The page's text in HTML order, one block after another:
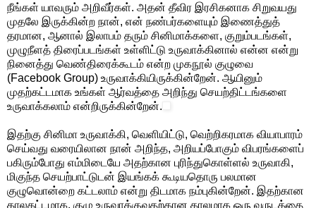
நீங்கள் யாவரும் அறிவீர்கள். அதன் தீவிர இரசிகனாக சிறுவயது
முதலே இருக்கின்ற‌ நான், என் நண்பர்களையும் இணைத்துத்
தரமான, ஆனால் இலாபம் தரும் சினிமாக்களை, குறும்படங்கள்,
முழுநீளத் திரைப்படங்கள் உள்ளிட்டு உருவாக்கினால் என்ன என்று
நினைத்து வெண்திரைக்கூடம் என்ற முகநூல் குழுவை
(Facebook Group) உருவாக்கியிருக்கின்றேன். ஆயினும்
முதற்கட்டமாக உங்கள் ஆர்வத்தை அறிந்து செயற்திட்டங்களை
உருவாக்கலாம் என்றிருக்கின்றேன்.
இதற்கு சினிமா உருவாக்கி, வெளியிட்டு, வெற்றிகரமாக வியாபாரம்
செய்வது வரையிலான நான் அறிந்த, அறியப்போகும் விபரங்களைப்
பகிரும்போது எம்மிடையே அதற்கான புரிந்துகொள்ளல் உருவாகி,
மிகுந்த செயற்பாட்டுடன் இயங்கக் கூடியதொரு பலமான
குழுவொன்றை கட்டலாம் என்று திடமாக நம்புகின்றேன். இதற்கான
காலகட்டமாக, குழு உருவாக்குவதற்கான காலமாக ஒரு வருடத்தை